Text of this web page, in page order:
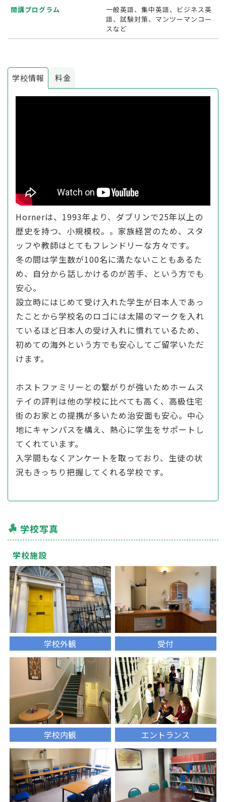
開講プログラム
一般英語、集中英語、ビジネス英
語、試験対策、マンツーマンコー
スなど
学校情報 料金
Hornerは、1993年より、ダブリンで25年以上の
歴史を持つ、小規模校。。家族経営のため、スタ
ッフや教師はとてもフレンドリーな方々です。
冬の間は学生数が100名に満たないこともあるた
め、自分から話しかけるのが苦手、という方でも
安心。
設立時にはじめて受け入れた学生が日本人であっ
たことから学校名のロゴには太陽のマークを入れ
ているほど日本人の受け入れに慣れているため、
初めての海外という方でも安心してご留学いただ
けます。
ホストファミリーとの繋がりが強いためホームス
テイの評判は他の学校に比べても高く、高級住宅
街のお家との提携が多いため治安面も安心。中心
地にキャンパスを構え、熱心に学生をサポートし
てくれています。
入学間もなくアンケートを取っており、生徒の状
況もきっちり把握してくれる学校です。
学校写真
学校施設
学校外観 受付
学校内観 エントランス